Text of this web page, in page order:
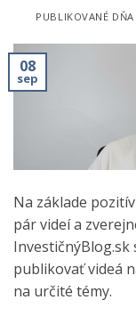
PUBLIKOVANÉ DŇA
08
sep
Na základe
pár videí a
InvestičnýBlog.sk
publikovať videá
na určité témy.